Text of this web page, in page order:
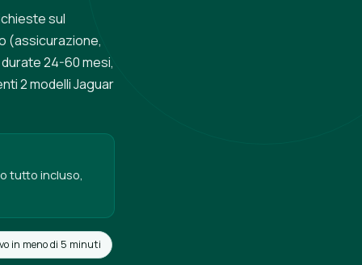
sul
(assicurazione,
24-60 mesi,
2 modelli Jaguar
tutto incluso,
in meno di 5 minuti